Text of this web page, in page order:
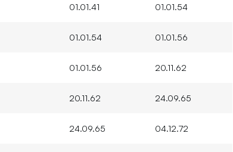
01.01.41 01.01.54
01.01.54 01.01.56
01.01.56 20.11.62
20.11.62 24.09.65
24.09.65 04.12.72